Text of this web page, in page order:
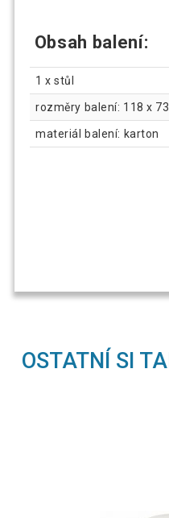
Obsah balení:
1 x stůl
rozměry balení: 118 x
materiál balení: karton
OSTATNÍ SI